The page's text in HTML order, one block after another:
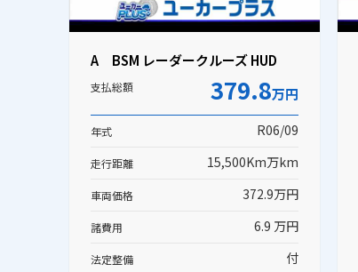
A BSM レーダークルーズ HUD
支払総額 379.8万円
年式 R06/09
走行距離 15,500Km万km
車両価格 372.9万円
諸費用 6.9 万円
法定整備 付